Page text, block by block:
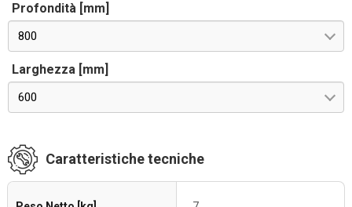
Profondità [mm]
800
Larghezza [mm]
600
Caratteristiche tecniche